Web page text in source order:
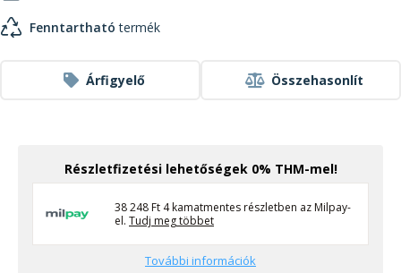
Fenntartható termék
Árfigyelő Összehasonlít
Részletfizetési lehetőségek 0% THM-mel!
38 248 Ft 4 kamatmentes részletben az Milpay-
el. Tudj meg többet
További információk